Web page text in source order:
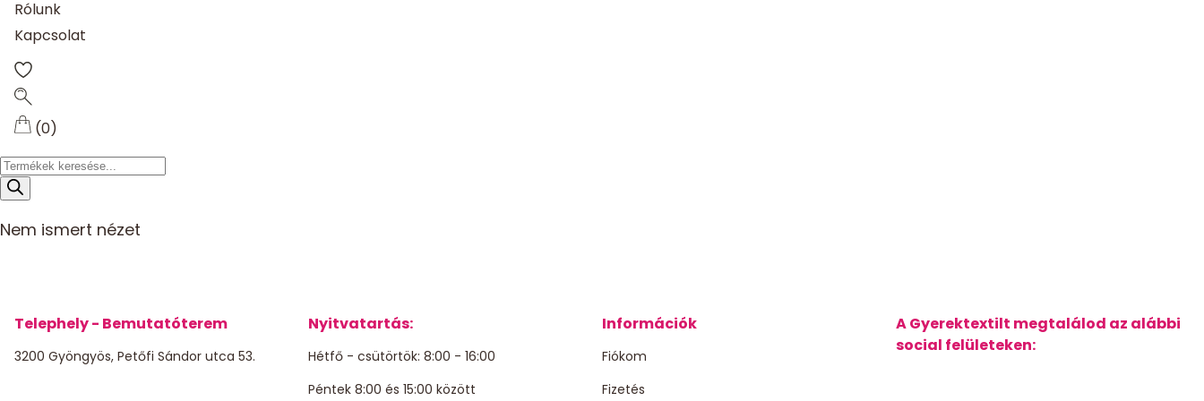
Rólunk
Kapcsolat
(0)
Products
search
Nem ismert nézet
Telephely - Bemutatóterem
3200 Gyöngyös, Petőfi Sándor utca 53.
Nyitvatartás:
Hétfő - csütörtök: 8:00 - 16:00
Péntek 8:00 és 15:00 között
Információk
Fiókom
Fizetés
A Gyerektextilt megtalálod az alábbi
social felületeken: